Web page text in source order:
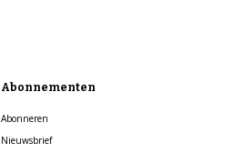
Abonnementen
Abonneren
Nieuwsbrief